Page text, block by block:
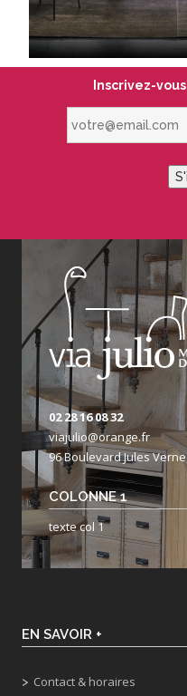
Inscrivez-
02 28 16 08 32
viajulio@orange.fr
96 Boulevard Jules
COLONNE 1
texte col 1
EN SAVOIR +
Contact & horaires